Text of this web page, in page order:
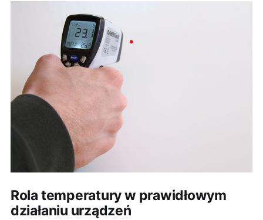
Rola temperatury w prawidłowym
działaniu urządzeń